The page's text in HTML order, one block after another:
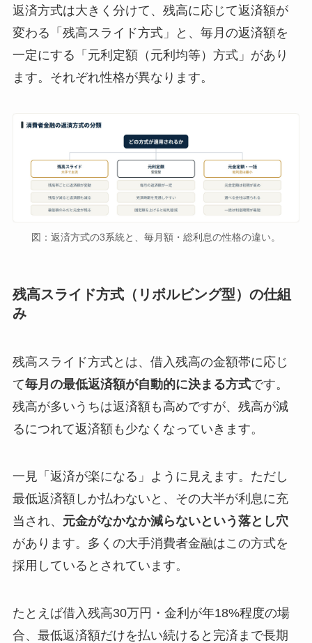
返済方式は大きく分けて、残高に応じて返済額が
変わる「残高スライド方式」と、毎月の返済額を
一定にする「元利定額（元利均等）方式」があり
ます。それぞれ性格が異なります。
図：返済方式の3系統と、毎月額・総利息の性格の違い。
残高スライド方式（リボルビング型）の仕組
み
残高スライド方式とは、借入残高の金額帯に応じ
て毎月の最低返済額が自動的に決まる方式です。
残高が多いうちは返済額も高めですが、残高が減
るにつれて返済額も少なくなっていきます。
一見「返済が楽になる」ように見えます。ただし
最低返済額しか払わないと、その大半が利息に充
当され、 元金がなかなか減らないという落とし穴
があります。多くの大手消費者金融はこの方式を
採用しているとされています。
たとえば借入残高30万円・金利が年18%程度の場
合、最低返済額だけを払い続けると完済まで長期